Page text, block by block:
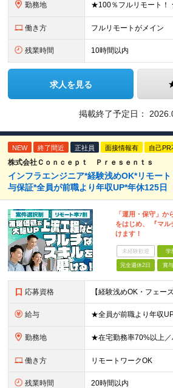
勤務地
働き方 フルリモートがメイン
残業時間 10時間以内
求人を見る
掲載終了予定日：
NEW 終了間近 正社員 面接情報有 自己PR
株式会社Ｃｏｎｃｅｐｔ Ｐｒｅｓｅｎｔｓ
インフラエンジニア*経験浅めOK*リモー
与保証*全員が前職より年収UP*年休125日
「運用・保守」
をはじめ、 『マ
けます！
未経験歓迎 学
完全週休2日 賞
応募資格
給与
勤務地
働き方 リモートワークOK
残業時間 20時間以内